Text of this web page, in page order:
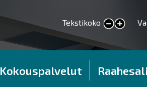
Tekstikoko
smaller text
larger text
Kokouspalvelut Raahesali